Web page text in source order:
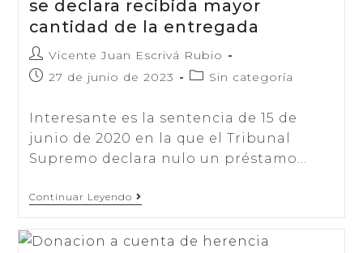
se declara recibida mayor
cantidad de la entregada
Autor
de
Vicente Juan Escrivá Rubio
Publicación
la
entrada:
27 de junio de 2023
Categoría
entrada:
Sin categoría
Interesante es la sentencia de 15 de
junio de 2020 en la que el Tribunal
Supremo declara nulo un préstamo…
Continuar LeyendoNulidad
Del
En
El